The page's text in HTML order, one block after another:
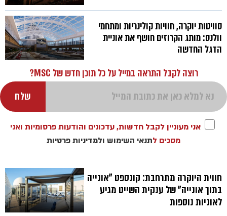
סוויטות יוקרה, חוויות קולינריות ומתחמי
וולנס: מותג הקרוזים חושף את אוניית
הדגל החדשה
רוצה לקבל התראה במייל על כל תוכן חדש של MSC?
אני מעוניין לקבל חדשות, עדכונים והודעות פרסומיות ואני
מסכים לתנאי השימוש ולמדיניות פרטיות
חווית היוקרה מתרחבת: קונספט "אונייה
בתוך אונייה" של ענקית השייט מגיע
לאוניות נוספות